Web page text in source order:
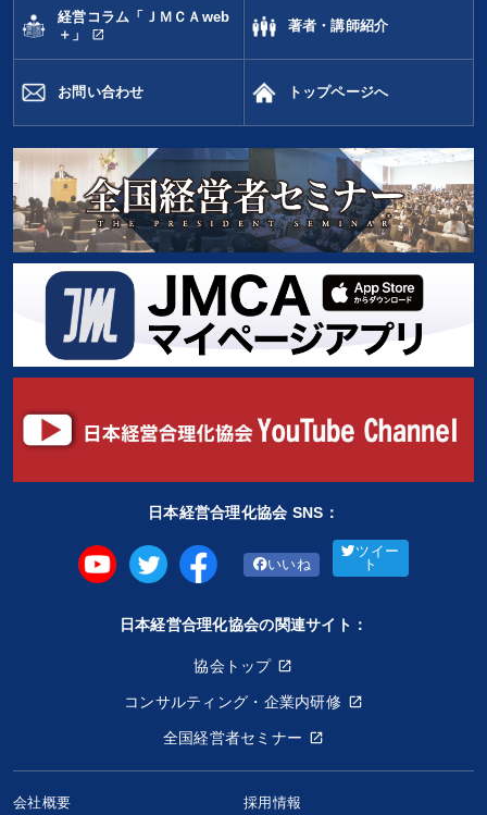
経営コラム「ＪＭＣＡweb
＋」
open_in_new
著者・講師紹介
お問い合わせ トップページへ
日本経営合理化協会 SNS：
いいね
ツイー
ト
日本経営合理化協会の関連サイト：
協会トップ
コンサルティング・企業内研修
全国経営者セミナー
会社概要 採用情報